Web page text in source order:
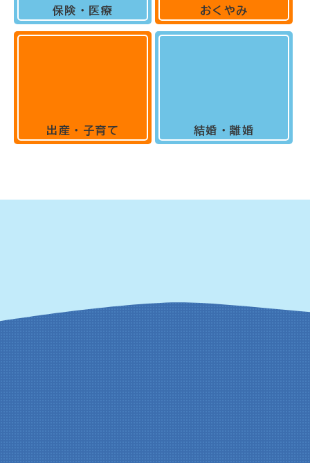
保険・医療
出産・子育て
おくやみ
結婚・離婚